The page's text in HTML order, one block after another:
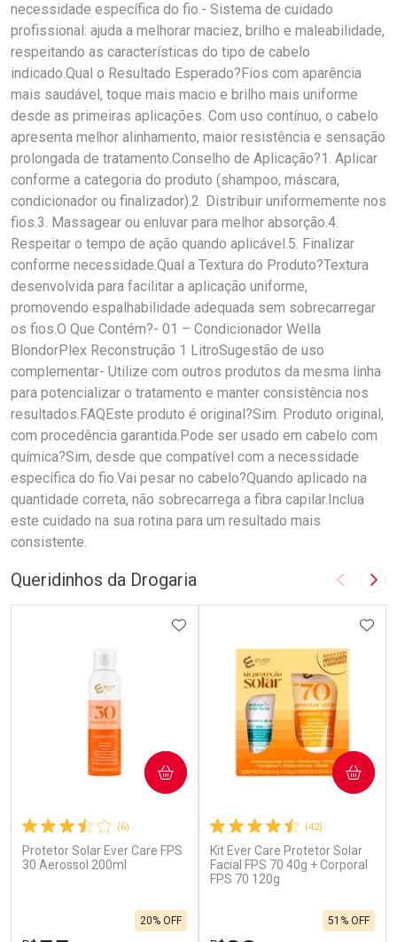
necessidade específica do fio.- Sistema de cuidado
profissional: ajuda a melhorar maciez, brilho e maleabilidade,
respeitando as características do tipo de cabelo
indicado.Qual o Resultado Esperado?Fios com aparência
mais saudável, toque mais macio e brilho mais uniforme
desde as primeiras aplicações. Com uso contínuo, o cabelo
apresenta melhor alinhamento, maior resistência e sensação
prolongada de tratamento.Conselho de Aplicação?1. Aplicar
conforme a categoria do produto (shampoo, máscara,
condicionador ou finalizador).2. Distribuir uniformemente nos
fios.3. Massagear ou enluvar para melhor absorção.4.
Respeitar o tempo de ação quando aplicável.5. Finalizar
conforme necessidade.Qual a Textura do Produto?Textura
desenvolvida para facilitar a aplicação uniforme,
promovendo espalhabilidade adequada sem sobrecarregar
os fios.O Que Contém?- 01 – Condicionador Wella
BlondorPlex Reconstrução 1 LitroSugestão de uso
complementar- Utilize com outros produtos da mesma linha
para potencializar o tratamento e manter consistência nos
resultados.FAQEste produto é original?Sim. Produto original,
com procedência garantida.Pode ser usado em cabelo com
química?Sim, desde que compatível com a necessidade
específica do fio.Vai pesar no cabelo?Quando aplicado na
quantidade correta, não sobrecarrega a fibra capilar.Inclua
este cuidado na sua rotina para um resultado mais
consistente.
Queridinhos da Drogaria Imagem
(6)
Protetor Solar Ever Care FPS
30 Aerossol 200ml
20% OFF
ADICIONAR AOS FAVORITOS
COMPRAR
(42)
Kit Ever Care Protetor Solar
Facial FPS 70 40g + Corporal
FPS 70 120g
51% OFF
COMPRAR